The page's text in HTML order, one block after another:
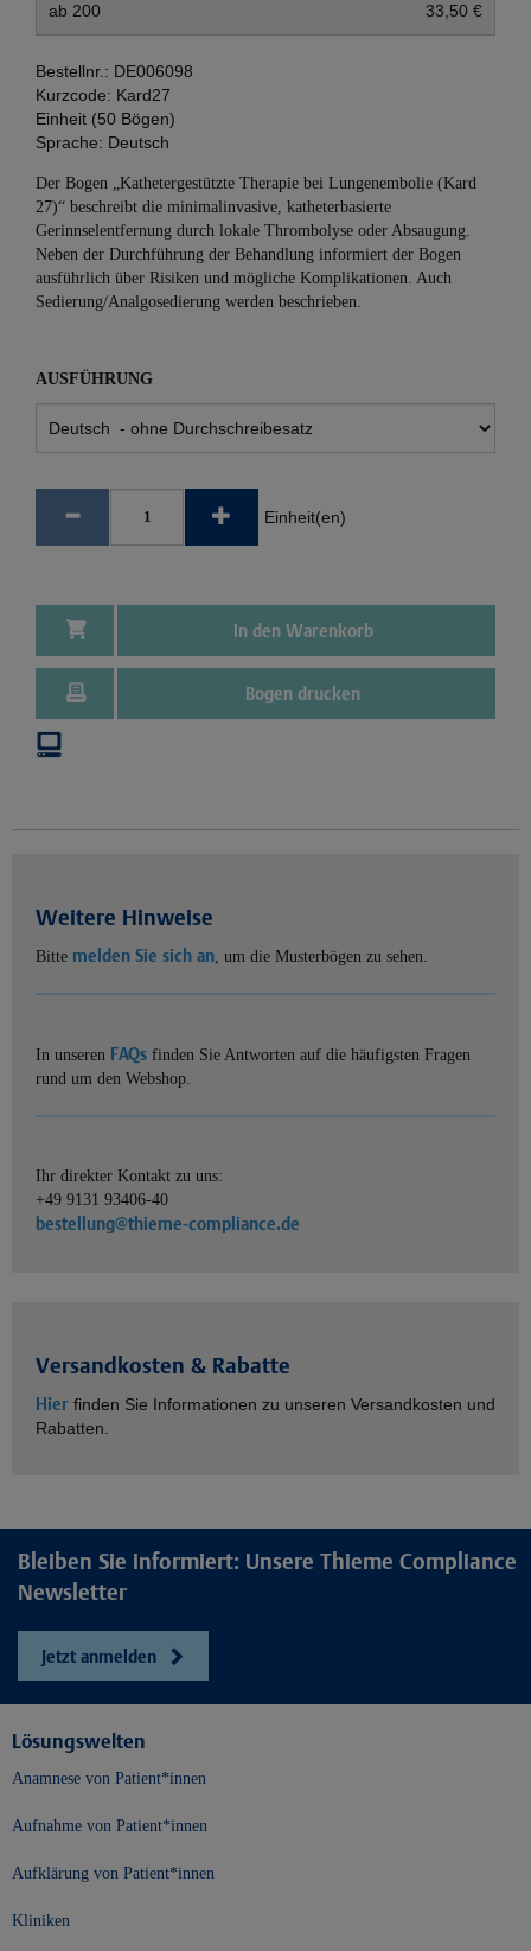
ab 200 33,50 €
Bestellnr.: DE006098
Kurzcode: Kard27
Einheit (50 Bögen)
Sprache: Deutsch
Der Bogen „Kathetergestützte Therapie bei Lungenembolie (Kard
27)“ beschreibt die minimalinvasive, katheterbasierte
Gerinnselentfernung durch lokale Thrombolyse oder Absaugung.
Neben der Durchführung der Behandlung informiert der Bogen
ausführlich über Risiken und mögliche Komplikationen. Auch
Sedierung/Analgosedierung werden beschrieben.
AUSFÜHRUNG
Einheit(en)
In den Warenkorb
Bogen drucken
Weitere Hinweise
Bitte melden Sie sich an, um die Musterbögen zu sehen.
In unseren FAQs finden Sie Antworten auf die häufigsten Fragen
rund um den Webshop.
Ihr direkter Kontakt zu uns:
+49 9131 93406-40
bestellung@thieme-compliance.de
Versandkosten & Rabatte
Hier finden Sie Informationen zu unseren Versandkosten und
Rabatten.
Bleiben Sie informiert: Unsere Thieme Compliance
Newsletter
Jetzt anmelden
Lösungswelten
Anamnese von Patient*innen
Aufnahme von Patient*innen
Aufklärung von Patient*innen
Kliniken